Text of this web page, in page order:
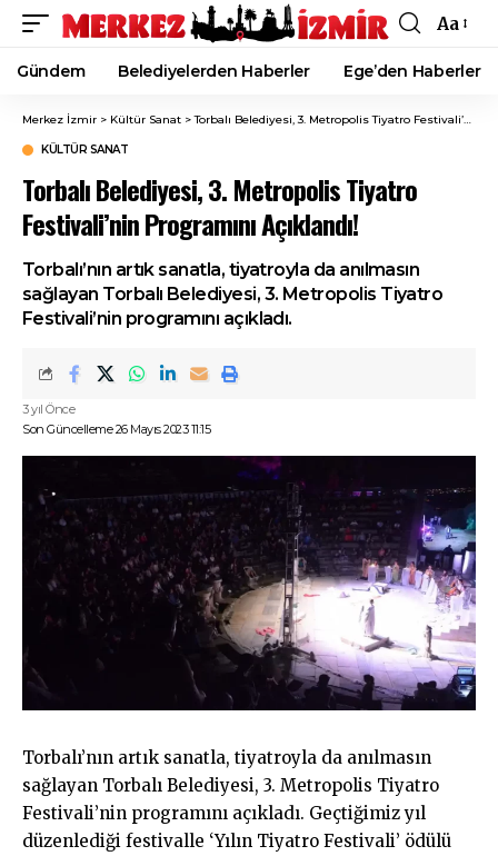
Font
Resizer
Aa
Gündem Belediyelerden Haberler Ege’den Haberler
Merkez İzmir > Kültür Sanat >Torbalı Belediyesi, 3. Metropolis Tiyatro Festivali’nin Programını Açıklandı!
KÜLTÜR SANAT
Torbalı Belediyesi, 3. Metropolis Tiyatro
Festivali’nin Programını Açıklandı!
Torbalı’nın artık sanatla, tiyatroyla da anılmasın
sağlayan Torbalı Belediyesi, 3. Metropolis Tiyatro
Festivali’nin programını açıkladı.
Son Güncelleme 26 Mayıs 2023 11:15
3 yıl Önce
Torbalı’nın artık sanatla, tiyatroyla da anılmasın
sağlayan Torbalı Belediyesi, 3. Metropolis Tiyatro
Festivali’nin programını açıkladı. Geçtiğimiz yıl
düzenlediği festivalle ‘Yılın Tiyatro Festivali’ ödülü